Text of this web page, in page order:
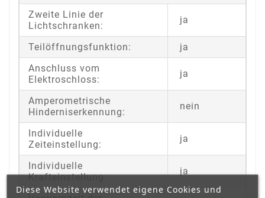
Zweite Linie der
Lichtschranken:
ja
Teilöffnungsfunktion:
ja
Anschluss vom
Elektroschloss:
ja
Amperometrische
Hinderniserkennung:
nein
Individuelle
Zeiteinstellung:
ja
Individuelle
Krafteinstellung:
ja
Diese Website verwendet eigene Cookies und